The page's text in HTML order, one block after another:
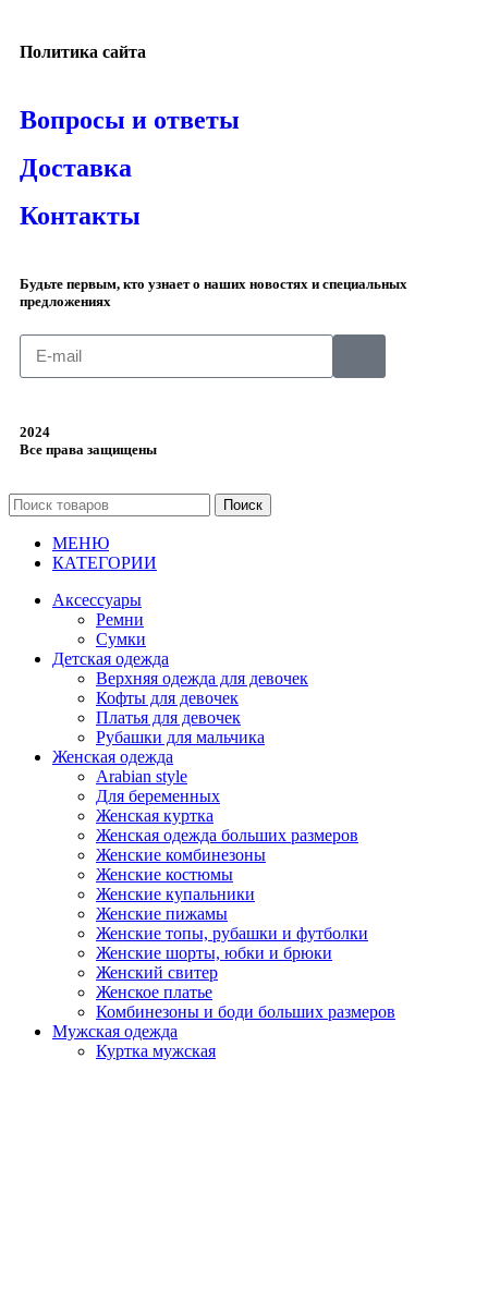
Политика сайта
Вопросы и ответы
Доставка
Контакты
Будьте первым, кто узнает о наших новостях и специальных
предложениях
2024
Все права защищены
Поиск
МЕНЮ
КАТЕГОРИИ
Аксессуары
Ремни
Сумки
Детская одежда
Верхняя одежда для девочек
Кофты для девочек
Платья для девочек
Рубашки для мальчика
Женская одежда
Arabian style
Для беременных
Женская куртка
Женская одежда больших размеров
Женские комбинезоны
Женские костюмы
Женские купальники
Женские пижамы
Женские топы, рубашки и футболки
Женские шорты, юбки и брюки
Женский свитер
Женское платье
Комбинезоны и боди больших размеров
Мужская одежда
Куртка мужская